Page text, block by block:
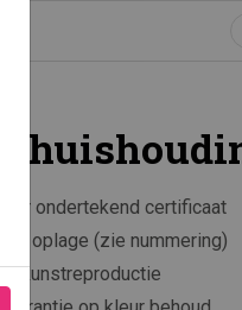
ondertekend certificaat
oplage (zie nummering)
kunstreproductie